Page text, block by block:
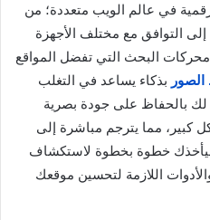
في عالم الويب متعددة؛ من
إلى التوافق مع مختلف الأجهزة
البحث التي تفضل المواقع
بذكاء يساعد في التغلب
بالحفاظ على جودة بصرية
كبير، مما يترجم مباشرة إلى
خطوة بخطوة لاستكشاف
اللازمة لتحسين موقعك